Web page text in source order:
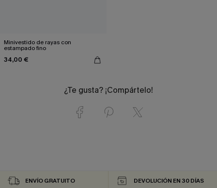
Minivestido de rayas con
estampado fino
34,00 €
¿Te gusta? ¡Compártelo!
ENVÍO GRATUITO DEVOLUCIÓN EN 30 DÍAS